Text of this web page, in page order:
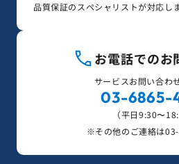
品質保証のスペシャリストが対応し
お電話でのお
サービスお問い合わ
03-6865-
（平日9:30〜
※その他のご連絡は